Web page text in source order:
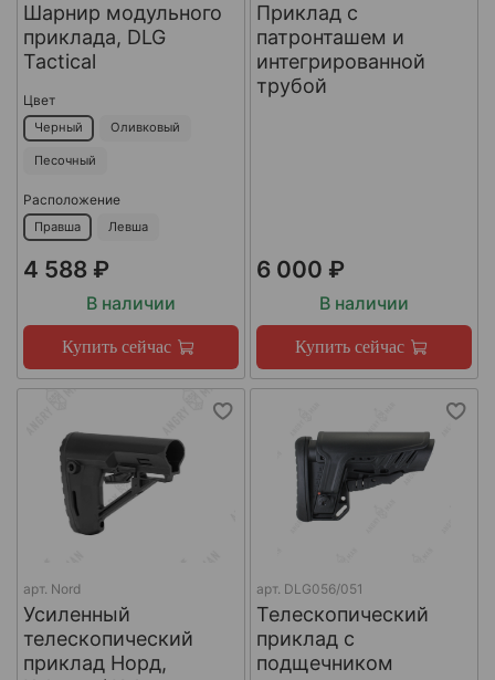
Шарнир модульного
приклада, DLG
Tactical
Цвет
Черный Оливковый
Песочный
Расположение
Правша Левша
4 588 ₽
В наличии
Купить сейчас
Приклад с
патронташем и
интегрированной
трубой
6 000 ₽
В наличии
Купить сейчас
арт. Nord
Усиленный
телескопический
приклад Норд,
арт. DLG056/051
Телескопический
приклад с
подщечником